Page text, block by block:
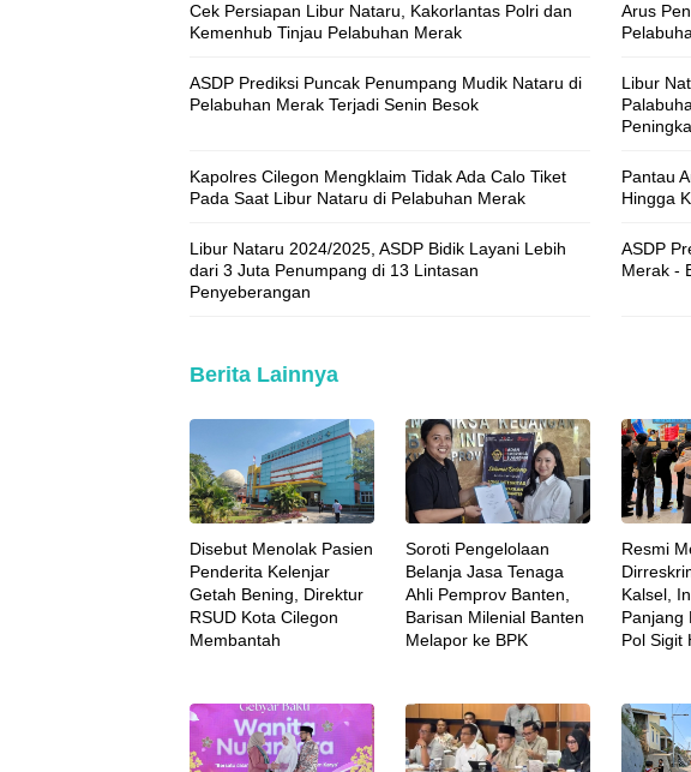
Cek Persiapan Libur Nataru, Kakorlantas Polri dan
Kemenhub Tinjau Pelabuhan Merak
Arus
ASDP Prediksi Puncak Penumpang Mudik Nataru di
Pelabuhan Merak Terjadi Senin Besok
Libur
Kapolres Cilegon Mengklaim Tidak Ada Calo Tiket
Pada Saat Libur Nataru di Pelabuhan Merak
Pantau
Hingga
Libur Nataru 2024/2025, ASDP Bidik Layani Lebih
dari 3 Juta Penumpang di 13 Lintasan
Penyeberangan
ASDP
Merak -
Berita Lainnya
Disebut Menolak Pasien
Penderita Kelenjar
Getah Bening, Direktur
RSUD Kota Cilegon
Membantah
Soroti Pengelolaan
Belanja Jasa Tenaga
Ahli Pemprov Banten,
Barisan Milenial Banten
Melapor ke BPK
Resmi
Kalsel,
Panjang
Pol Sigit